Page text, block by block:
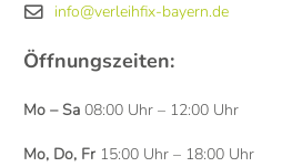
info@verleihfix-bayern.de
Öffnungszeiten:
Mo – Sa 08:00 Uhr – 12:00 Uhr
Mo, Do, Fr 15:00 Uhr – 18:00 Uhr